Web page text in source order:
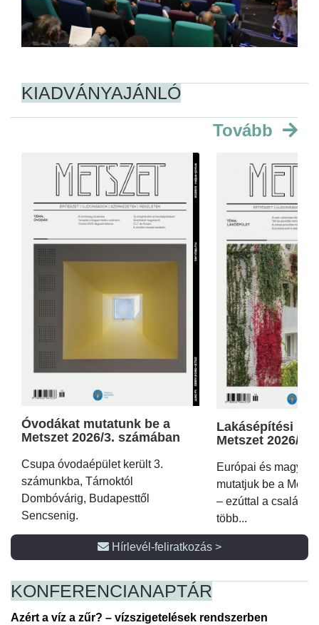
KIADVÁNYAJÁNLÓ
Tovább
Óvodákat mutatunk be a
Metszet 2026/3. számában
Csupa óvodaépület került 3.
számunkba, Tárnoktól
Dombóvárig, Budapesttől
Sencsenig.
Lakásépítési
Metszet 2026/2.
Európai és magyar
mutatjuk be a
– ezúttal a családi
több...
Hírlevél-feliratkozás >
KONFERENCIANAPTÁR
Azért a víz a zűr? – vízszigetelések rendszerben